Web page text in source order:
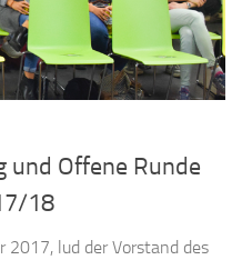
und Offene Runde
18
2017, lud der Vorstand des